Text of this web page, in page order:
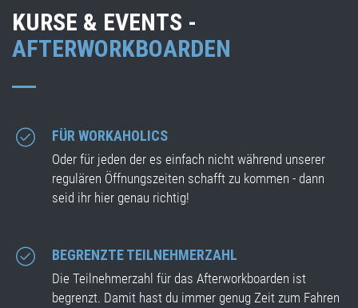
KURSE & EVENTS -
AFTERWORKBOARDEN
FÜR WORKAHOLICS
Oder für jeden der es einfach nicht während unserer
regulären Öffnungszeiten schafft zu kommen - dann
seid ihr hier genau richtig!
BEGRENZTE TEILNEHMERZAHL
Die Teilnehmerzahl für das Afterworkboarden ist
begrenzt. Damit hast du immer genug Zeit zum Fahren